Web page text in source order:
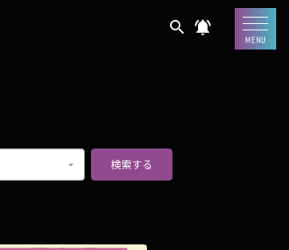
search notifications_active
MENU
検索する